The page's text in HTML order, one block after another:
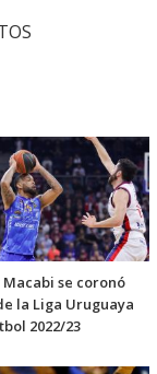
se coronó
la Liga Uruguaya
2022/23